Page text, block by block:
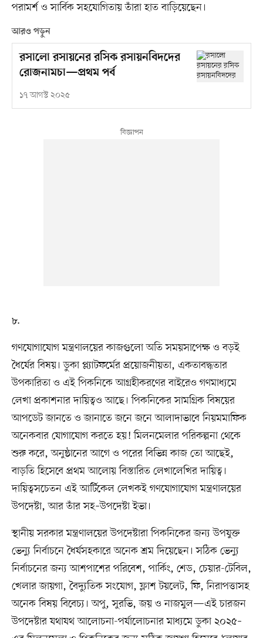
পরামর্শ ও সার্বিক সহযোগিতায় তাঁরা হাত বাড়িয়েছেন।
আরও পড়ুন
রসালো রসায়নের রসিক রসায়নবিদদের
রোজনামচা—প্রথম পর্ব
১৭ আগস্ট ২০২৫
৮.
গণযোগাযোগ মন্ত্রণালয়ের কাজগুলো অতি সময়সাপেক্ষ ও বড়ই
ধৈর্যের বিষয়। ডুকা প্ল্যাটফর্মের প্রয়োজনীয়তা, একতাবদ্ধতার
উপকারিতা ও এই পিকনিকে আগ্রহীকরণের বাইরেও গণমাধ্যমে
লেখা প্রকাশনার দায়িত্বও আছে। পিকনিকের সামগ্রিক বিষয়ের
আপডেট জানতে ও জানাতে জনে জনে আলাদাভাবে নিয়মমাফিক
অনেকবার যোগাযোগ করতে হয়! মিলনমেলার পরিকল্পনা থেকে
শুরু করে, অনুষ্ঠানের আগে ও পরের বিভিন্ন কাজ তো আছেই,
বাড়তি হিসেবে প্রথম আলোয় বিস্তারিত লেখালেখির দায়িত্ব।
দায়িত্বসচেতন এই আর্টিকেল লেখকই গণযোগাযোগ মন্ত্রণালয়ের
উপদেষ্টা, আর তাঁর সহ–উপদেষ্টা ইভা।
স্থানীয় সরকার মন্ত্রণালয়ের উপদেষ্টারা পিকনিকের জন্য উপযুক্ত
ভেন্যু নির্বাচনে ধৈর্যসহকারে অনেক শ্রম দিয়েছেন। সঠিক ভেন্যু
নির্বাচনের জন্য আশপাশের পরিবেশ, পার্কিং, শেড, চেয়ার-টেবিল,
খেলার জায়গা, বৈদ্যুতিক সংযোগ, ফ্লাশ টয়লেট, ফি, নিরাপত্তাসহ
অনেক বিষয় বিবেচ্য। অপু, সুরভি, জয় ও নাজমুল—এই চারজন
উপদেষ্টার যথাযথ আলোচনা-পর্যালোচনার মাধ্যমে ডুকা ২০২৫–